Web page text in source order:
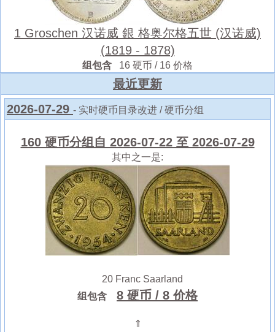
1 Groschen 汉诺威 銀 格奥尔格五世 (汉诺威)
(1819 - 1878)
组包含 16 硬币 / 16 价格
最近更新
2026-07-29 - 实时硬币目录改进 / 硬币分组
160 硬币分组自 2026-07-22 至 2026-07-29
其中之一是:
20 Franc Saarland
组包含
8 硬币 / 8 价格
⇑